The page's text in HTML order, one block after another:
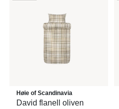
Høie of Scandinavia
David flanell oliven